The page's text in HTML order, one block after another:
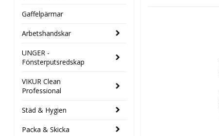
Gaffelpärmar
Arbetshandskar
UNGER -
Fönsterputsredskap
VIKUR Clean
Professional
Städ & Hygien
Packa & Skicka